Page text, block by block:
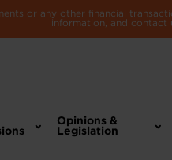
or any other financial
information, and contact
Opinions &
Legislation